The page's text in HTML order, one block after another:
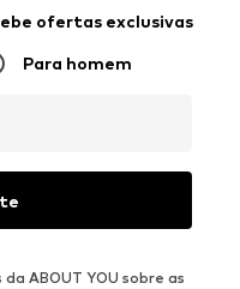
ofertas exclusivas
Para homem
ABOUT YOU sobre as